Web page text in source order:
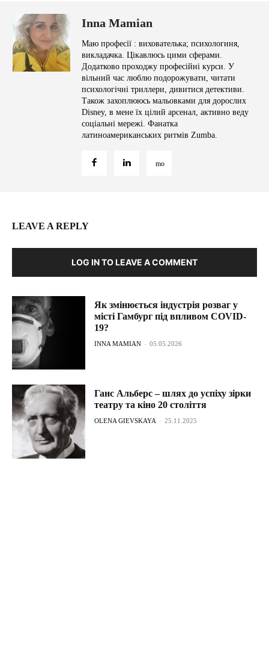
Inna Mamian
Маю професії : вихователька; психологиня,
викладачка. Цікавлюсь цими сферами.
Додатково проходжу професійні курси. У
вільний час люблю подорожувати, читати
психологічні триллери, дивитися детективи.
Також захоплююсь мальовками для дорослих
Disney, в мене їх цілий арсенал, активно веду
соціальні мережі. Фанатка
латиноамериканських ритмів Zumba.
LEAVE A REPLY
LOG IN TO LEAVE A COMMENT
Як змінюється індустрія розваг у
місті Гамбург під впливом COVID-
19?
INNA MAMIAN - 05.05.2026
Ганс Альберс – шлях до успіху зірки
театру та кіно 20 століття
OLENA GIEVSKAYA - 25.11.2025